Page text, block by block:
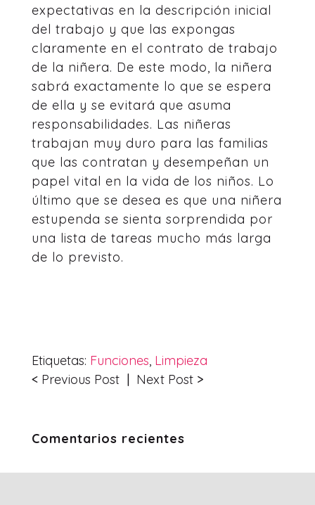
expectativas en la descripción inicial
del trabajo y que las expongas
claramente en el contrato de trabajo
de la niñera. De este modo, la niñera
sabrá exactamente lo que se espera
de ella y se evitará que asuma
responsabilidades. Las niñeras
trabajan muy duro para las familias
que las contratan y desempeñan un
papel vital en la vida de los niños. Lo
último que se desea es que una niñera
estupenda se sienta sorprendida por
una lista de tareas mucho más larga
de lo previsto.
Etiquetas: Funciones, Limpieza
< Previous Post | Next Post>
Comentarios recientes